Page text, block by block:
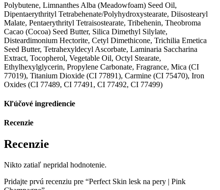
Polybutene, Limnanthes Alba (Meadowfoam) Seed Oil,
Dipentaerythrityl Tetrabehenate/Polyhydroxystearate, Diisostearyl
Malate, Pentaerythrityl Tetraisostearate, Tribehenin, Theobroma
Cacao (Cocoa) Seed Butter, Silica Dimethyl Silylate,
Disteardimonium Hectorite, Cetyl Dimethicone, Trichilia Emetica
Seed Butter, Tetrahexyldecyl Ascorbate, Laminaria Saccharina
Extract, Tocopherol, Vegetable Oil, Octyl Stearate,
Ethylhexylglycerin, Propylene Carbonate, Fragrance, Mica (CI
77019), Titanium Dioxide (CI 77891), Carmine (CI 75470), Iron
Oxides (CI 77489, CI 77491, CI 77492, CI 77499)
Kľúčové ingrediencie
Recenzie
Recenzie
Nikto zatiaľ nepridal hodnotenie.
Pridajte prvú recenziu pre “Perfect Skin lesk na pery | Pink